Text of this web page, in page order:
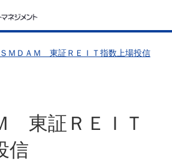
ＳＭＤＡＭ 東証ＲＥＩＴ指数上場投信
東証ＲＥＩＴ
信